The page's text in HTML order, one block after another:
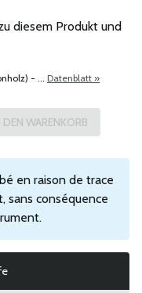
diesem Produkt und
- ... Datenblatt »
en raison de trace
sans conséquence